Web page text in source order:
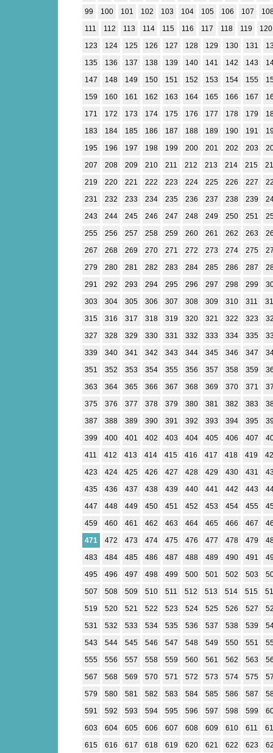
99
100 101 102 103 104 105 106 107
111
112 113 114 115 116 117 118 119
120
123
124 125 126 127 128 129 130 131
135
136 137 138 139 140 141 142 143
147
148 149 150 151 152 153 154 155
159
160 161 162 163 164 165 166 167
171
172 173 174 175 176 177 178 179
183
184 185 186 187 188 189 190 191
195
196 197 198 199 200 201 202 203
207
208 209 210 211 212 213 214 215
219
220 221 222 223 224 225 226 227
231
232 233 234 235 236 237 238 239
243
244 245 246 247 248 249 250 251
255
256 257 258 259 260 261 262 263
267
268 269 270 271 272 273 274 275
279
280 281 282 283 284 285 286 287
291
292 293 294 295 296 297 298 299
303
304 305 306 307 308 309 310 311
315
316 317 318 319 320 321 322 323
327
328 329 330 331 332 333 334 335
339
340 341 342 343 344 345 346 347
351
352 353 354 355 356 357 358 359
363
364 365 366 367 368 369 370 371
375
376 377 378 379 380 381 382 383
387
388 389 390 391 392 393 394 395
399
400 401 402 403 404 405 406 407
411
412 413 414 415 416 417 418 419
423
424 425 426 427 428 429 430 431
435
436 437 438 439 440 441 442 443
447
448 449 450 451 452 453 454 455
459
460 461 462 463 464 465 466 467
471
472 473 474 475 476 477 478 479
483
484 485 486 487 488 489 490 491
495
496 497 498 499 500 501 502 503
507
508 509 510 511 512 513 514 515
519
520 521 522 523 524 525 526 527
531
532 533 534 535 536 537 538 539
543
544 545 546 547 548 549 550 551
555
556 557 558 559 560 561 562 563
567
568 569 570 571 572 573 574 575
579
580 581 582 583 584 585 586 587
591
592 593 594 595 596 597 598 599
603
604 605 606 607 608 609 610 611
615
616 617 618 619 620 621 622 623